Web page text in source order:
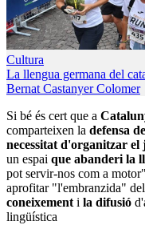
Cultura
La llengua germana del
Bernat Castanyer Colomer
Si bé és cert que a
comparteixen la defensa
necessitat d'organitzar el
un espai que abanderi la
pot servir-nos com a
aprofitar "l'embranzida"
coneixementi la difusió
lingüística